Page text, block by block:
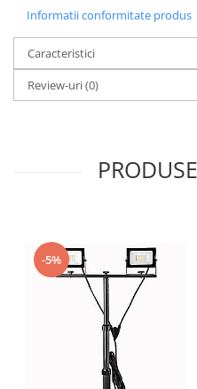
Informatii conformitate produs
Caracteristici
Review-uri(0)
-5%